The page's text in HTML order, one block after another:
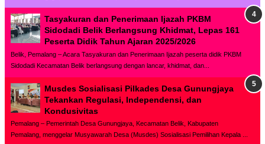
Tasyakuran dan Penerimaan Ijazah PKBM
Sidodadi Belik Berlangsung Khidmat, Lepas 161
Peserta Didik Tahun Ajaran 2025/2026
Belik, Pemalang – Acara Tasyakuran dan Penerimaan Ijazah peserta didik PKBM
Sidodadi Kecamatan Belik berlangsung dengan lancar, khidmat, dan...
Musdes Sosialisasi Pilkades Desa Gunungjaya
Tekankan Regulasi, Independensi, dan
Kondusivitas
Pemalang – Pemerintah Desa Gunungjaya, Kecamatan Belik, Kabupaten
Pemalang, menggelar Musyawarah Desa (Musdes) Sosialisasi Pemilihan Kepala ...